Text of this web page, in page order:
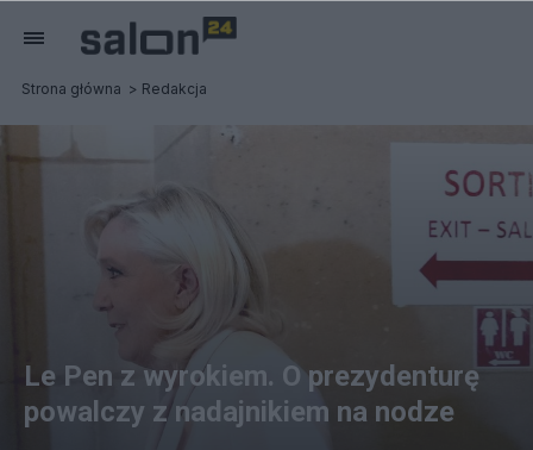
Strona główna Redakcja
Le Pen z wyrokiem. O prezydenturę
powalczy z nadajnikiem na nodze